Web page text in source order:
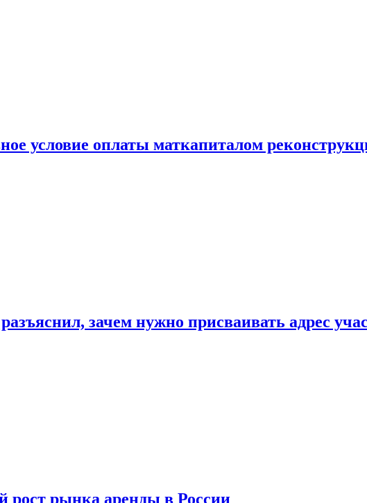
условие оплаты маткапиталом
зачем нужно присваивать адрес
рост рынка аренды в России